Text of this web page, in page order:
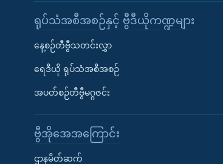
ရုပ်သံအစီအစဉ်နှင့် ဗွီဒီယိုကဏ္ဍများ
နေ့စဉ်တီဗွီသတင်းလွှာ
ရေဒီယို ရုပ်သံအစီအစဉ်
အပတ်စဉ်တီဗွီမဂ္ဂဇင်း
ဗွီအိုအေအကြောင်း
ဌာနမိတ်ဆက်